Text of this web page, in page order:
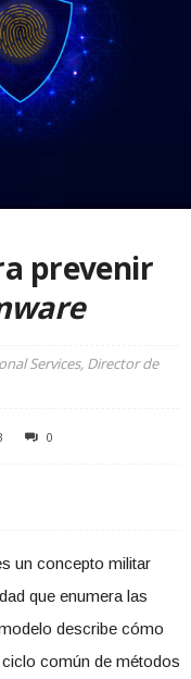
prevenir
Services, Director de
0
un concepto militar
que enumera las
describe cómo
común de métodos